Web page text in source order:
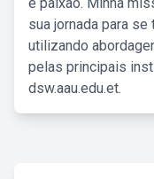
sua jornada para se
utilizando
pelas principais
dsw.aau.edu.et.